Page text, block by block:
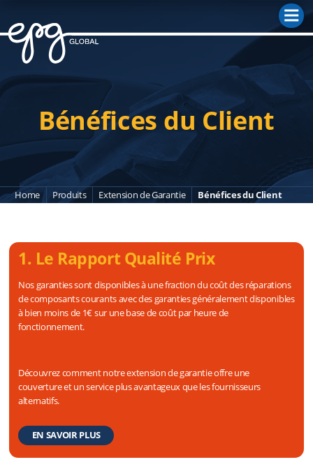
Bénéfices du Client
Home Produits Extension de Garantie Bénéfices du Client
1. Le Rapport Qualité Prix
Nos garanties sont disponibles à une fraction du coût des réparations
de composants courants avec des garanties généralement disponibles
à bien moins de 1€ sur une base de coût par heure de
fonctionnement.
Découvrez comment notre extension de garantie offre une
couverture et un service plus avantageux que les fournisseurs
alternatifs.
EN SAVOIR PLUS